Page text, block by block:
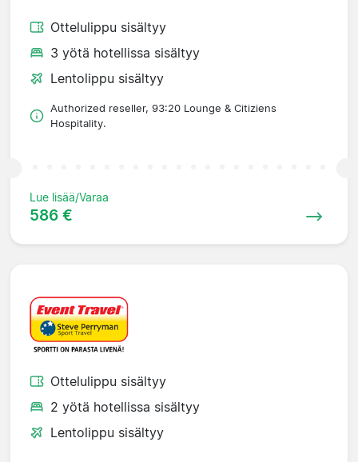
Ottelulippu sisältyy
3 yötä hotellissa sisältyy
Lentolippu sisältyy
Authorized reseller, 93:20 Lounge & Citiziens
Hospitality.
Lue lisää/Varaa
586 €
Ottelulippu sisältyy
2 yötä hotellissa sisältyy
Lentolippu sisältyy